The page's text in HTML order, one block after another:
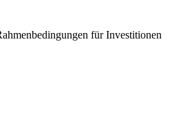
für Investitionen